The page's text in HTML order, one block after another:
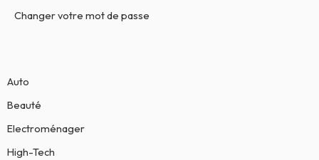
Changer votre mot de passe
Auto
Beauté
Electroménager
High-Tech